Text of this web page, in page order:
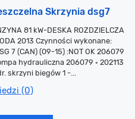
Skrzynia dsg7
81 kW-DESKA ROZDZIELCZA
2013 Czynności wykonane:
7 (CAN) (09-15) :NOT OK 206079
hydrauliczna 206079 ◦ 202113
skrzyni biegów 1 -...
(0)